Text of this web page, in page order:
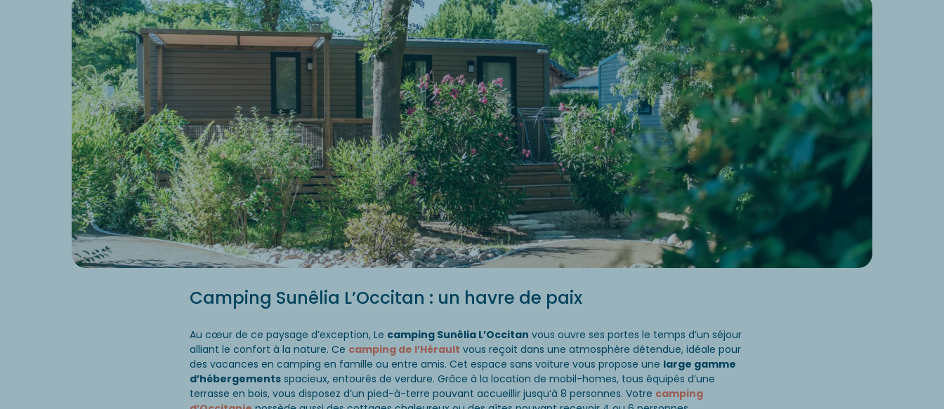
Camping Sunêlia L’Occitan : un havre de paix
Au cœur de ce paysage d’exception, Le camping Sunêlia L’Occitan vous ouvre ses portes le temps d’un séjour
alliant le confort à la nature. Ce camping de l’Hérault vous reçoit dans une atmosphère détendue, idéale pour
des vacances en camping en famille ou entre amis. Cet espace sans voiture vous propose une large gamme
d’hébergements spacieux, entourés de verdure. Grâce à la location de mobil-homes, tous équipés d’une
terrasse en bois, vous disposez d’un pied-à-terre pouvant accueillir jusqu’à 8 personnes. Votre camping